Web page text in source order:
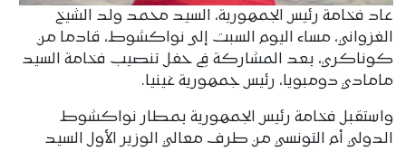
عاد فخامة رئيس الجمهورية، السيد محمد ولد الشيخ
الغزواني، مساء اليوم السبت إلى نواكشوط، قادما من
كوناكري، بعد المشاركة في حفل تنصيب فخامة السيد
مامادي دومبويا، رئيس جمهورية غينيا.
واستقبل فخامة رئيس الجمهورية بمطار نواكشوط
الدولي أم التونسي من طرف معالي الوزير الأول السيد